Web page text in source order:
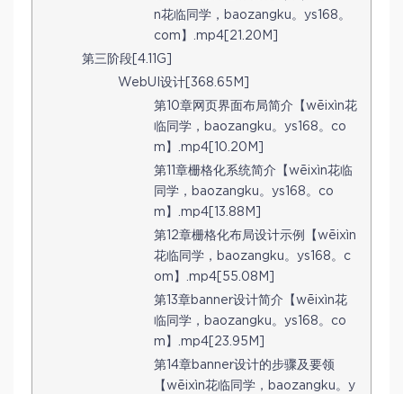
n花临同学，baozangku。ys168。
com】.mp4[21.20M]
第三阶段[4.11G]
WebUI设计[368.65M]
第10章网页界面布局简介【wēixìn花
临同学，baozangku。ys168。co
m】.mp4[10.20M]
第11章栅格化系统简介【wēixìn花临
同学，baozangku。ys168。co
m】.mp4[13.88M]
第12章栅格化布局设计示例【wēixìn
花临同学，baozangku。ys168。c
om】.mp4[55.08M]
第13章banner设计简介【wēixìn花
临同学，baozangku。ys168。co
m】.mp4[23.95M]
第14章banner设计的步骤及要领
【wēixìn花临同学，baozangku。y